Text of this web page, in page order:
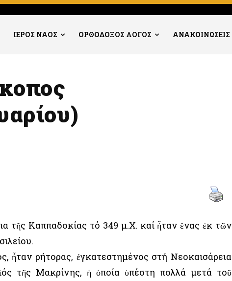
ΙΕΡΟΣ ΝΑΟΣ ΟΡΘΟΔΟΞΟΣ ΛΟΓΟΣ ΑΝΑΚΟΙΝΩΣΕΙΣ
τῆς Καππαδοκίας τό 349 μ.Χ. καί ἦταν ἕνας ἐκ τῶν
ἦταν ρήτορας, ἐγκατεστημένος στή Νεοκαισάρεια
τῆς Μακρίνης, ἡ ὁποία ὑπέστη πολλά μετά τοῦ